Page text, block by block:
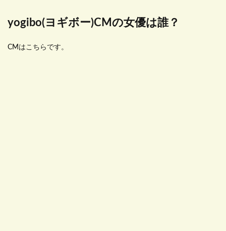
yogibo(ヨギボー)CMの女優は誰？
CMはこちらです。